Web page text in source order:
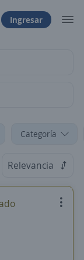
Ingresar
Categoría
Relevancia